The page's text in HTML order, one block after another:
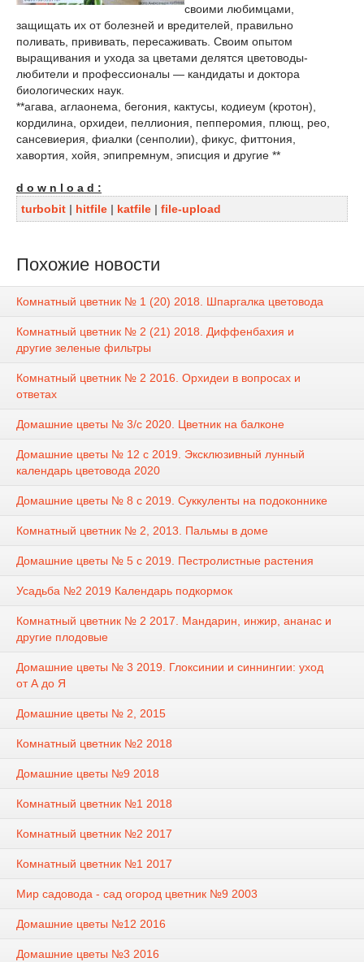
своими любимцами,
защищать их от болезней и вредителей, правильно
поливать, прививать, пересаживать. Своим опытом
выращивания и ухода за цветами делятся цветоводы-
любители и профессионалы — кандидаты и доктора
биологических наук.
**агава, аглаонема, бегония, кактусы, кодиеум (кротон),
кордилина, орхидеи, пеллиония, пепперомия, плющ, рео,
сансевиерия, фиалки (сенполии), фикус, фиттония,
хавортия, хойя, эпипремнум, эписция и другие **
d o w n l o a d :
turbobit | hitfile | katfile | file-upload
Похожие новости
Комнатный цветник № 1 (20) 2018. Шпаргалка цветовода
Комнатный цветник № 2 (21) 2018. Диффенбахия и
другие зеленые фильтры
Комнатный цветник № 2 2016. Орхидеи в вопросах и
ответах
Домашние цветы № 3/с 2020. Цветник на балконе
Домашние цветы № 12 с 2019. Эксклюзивный лунный
календарь цветовода 2020
Домашние цветы № 8 с 2019. Суккуленты на подоконнике
Комнатный цветник № 2, 2013. Пальмы в доме
Домашние цветы № 5 с 2019. Пестролистные растения
Усадьба №2 2019 Календарь подкормок
Комнатный цветник № 2 2017. Мандарин, инжир, ананас и
другие плодовые
Домашние цветы № 3 2019. Глоксинии и синнингии: уход
от А до Я
Домашние цветы № 2, 2015
Комнатный цветник №2 2018
Домашние цветы №9 2018
Комнатный цветник №1 2018
Комнатный цветник №2 2017
Комнатный цветник №1 2017
Мир садовода - сад огород цветник №9 2003
Домашние цветы №12 2016
Домашние цветы №3 2016